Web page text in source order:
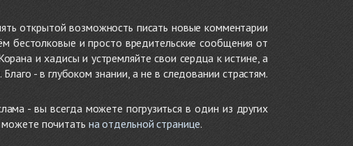
открытой возможность писать новые комментарии
бестолковые и просто вредительские сообщения от
и хадисы и устремляйте свои сердца к истине, а
- в глубоком знании, а не в следовании страстям.
- вы всегда можете погрузиться в один из других
почитать на отдельной странице.